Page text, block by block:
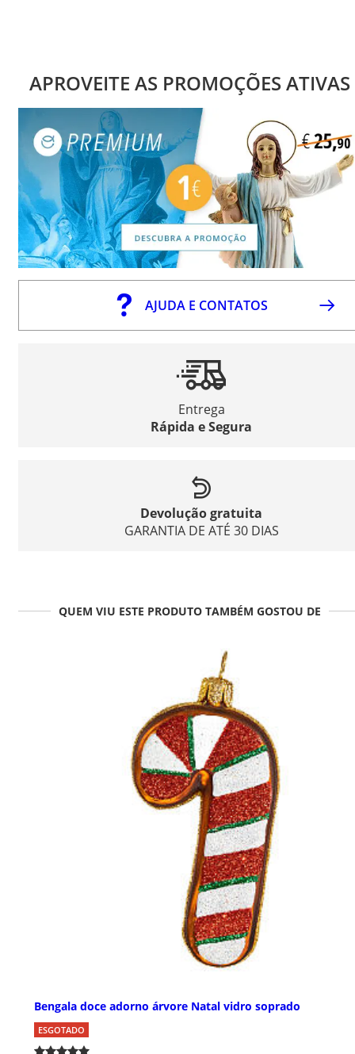
APROVEITE AS PROMOÇÕES ATIVAS
AJUDA E CONTATOS
Entrega
Rápida e Segura
Devolução gratuita
GARANTIA DE ATÉ 30 DIAS
QUEM VIU ESTE PRODUTO TAMBÉM GOSTOU DE
Bengala doce adorno árvore Natal vidro soprado
ESGOTADO